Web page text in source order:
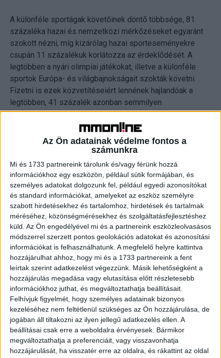
Az Ön adatainak védelme fontos a
számunkra
Mi és 1733 partnereink tárolunk és/vagy férünk hozzá
információkhoz egy eszközön, például sütik formájában, és
személyes adatokat dolgozunk fel, például egyedi azonosítókat
és standard információkat, amelyeket az eszköz személyre
szabott hirdetésekhez és tartalomhoz, hirdetések és tartalmak
méréséhez, közönségmérésekhez és szolgáltatásfejlesztéshez
küld. Az Ön engedélyével mi és a partnereink eszközleolvasásos
módszerrel szerzett pontos geolokációs adatokat és azonosítási
információkat is felhasználhatunk. A megfelelő helyre kattintva
hozzájárulhat ahhoz, hogy mi és a 1733 partnereink a fent
leírtak szerint adatkezelést végezzünk. Másik lehetőségként a
hozzájárulás megadása vagy elutasítása előtt részletesebb
információkhoz juthat, és megváltoztathatja beállításait.
Felhívjuk figyelmét, hogy személyes adatainak bizonyos
kezeléséhez nem feltétlenül szükséges az Ön hozzájárulása, de
jogában áll tiltakozni az ilyen jellegű adatkezelés ellen. A
beállításai csak erre a weboldalra érvényesek. Bármikor
megváltoztathatja a preferenciáit, vagy visszavonhatja
hozzájárulását, ha visszatér erre az oldalra, és rákattint az oldal
A különféle sportágak követőinek döntő többsége, 81
százaléka hazai és nemzetközi mérkőzéseket egyaránt
szokott nézni, míg kizárólag hazai sporteseményekre
csupán 11 százalékuk korlátozza az érdeklődését. A
legtöbben a nyári olimpiai játékokat, illetve a különféle
sportok Európa- és világbajnokságait szokták követni.
Fizetni is ezek közvetítéseiért lennének hajlandóak a
legtöbben, 41 százalék azonban semmilyen
sportesemény megtekintéséért nem adna ki külön pénzt.
A megkérdezettek mintegy fele hallott már arról, hogy az
UEFA-bajnokok ligája legnagyobb érdeklődésre számot
tartó mérkőzéseit idén csak azok követhetik, akik
előfizettek az RTL streaming szolgáltatására. A hír
ismeretében csupán 13 százalék tervezi, hogy előfizet a
platformra, ők elsősorban a sportág 40 évnél fiatalabb
rajongói. Az RTL döntését a kutatás résztvevőinek fele
inkább nem, vagy egyáltalán nem tartja elfogadhatónak, és
csupán 17 százalék érzi vállalhatónak.
Az NMHH mélyinterjús felmérései arra is rámutattak, hogy
jellemzően még a labdarúgás iránt elkötelezett csoportok
sem terveznek előfizetni az RTL+ szolgáltatására csupán
a BL-meccsek miatt. Bár lemondással jár, hogy így nem
tudják élőben követni a mérkőzéseket, a legtöbben úgy
nyilatkoztak, hogy nem szeretnék vállalni egy újabb
előfizetés terheit csupán azért, hogy megtekinthessenek
néhány futballmeccset.